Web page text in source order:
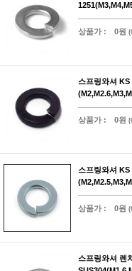
상품가 : 0원
스프링와셔
상품가 : 0원
스프링와셔
상품가 : 0원
스프링와셔 렌